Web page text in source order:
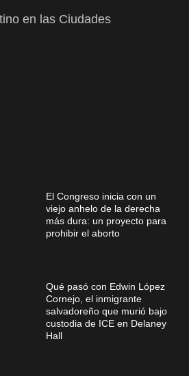
en las Ciudades
El Congreso inicia con un
viejo anhelo de la derecha
más dura: un proyecto para
prohibir el aborto
Qué pasó con Edwin López
Cornejo, el inmigrante
salvadoreño que murió bajo
custodia de ICE en Delaney
Hall